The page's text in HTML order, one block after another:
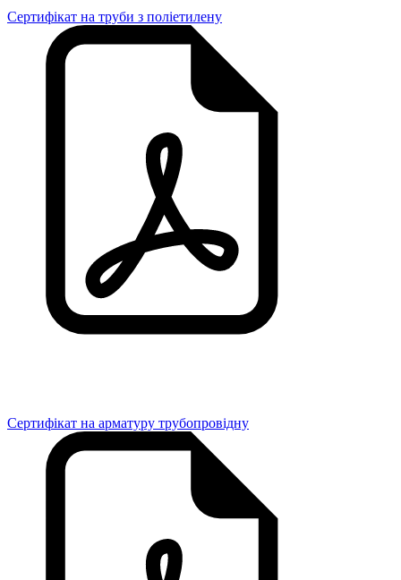
Сертифікат на труби з поліетилену
Сертифікат на арматуру трубопровідну